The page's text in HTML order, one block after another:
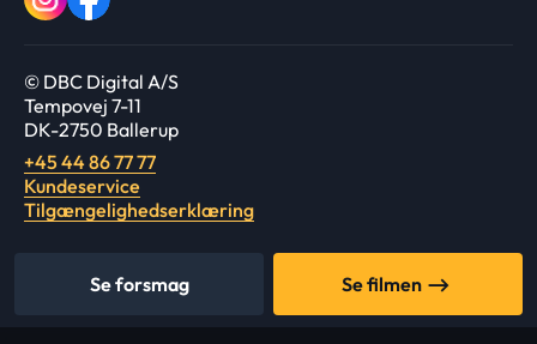
Se forsmag Se filmen
© DBC Digital A/S
Tempovej 7-11
DK-2750 Ballerup
+45 44 86 77 77
Kundeservice
Tilgængelighedserklæring